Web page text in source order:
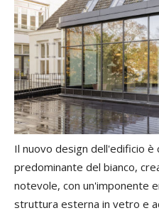
Il nuovo design dell'edificio
predominante del bianco,
notevole, con un'imponente
struttura esterna in vetro e